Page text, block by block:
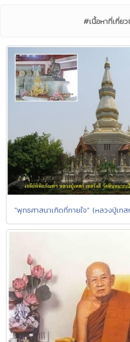
#เนื้อหาที่เกี่ย
"พุทธศาสนาเกิดที่กายใจ" (หลวงปู่เท